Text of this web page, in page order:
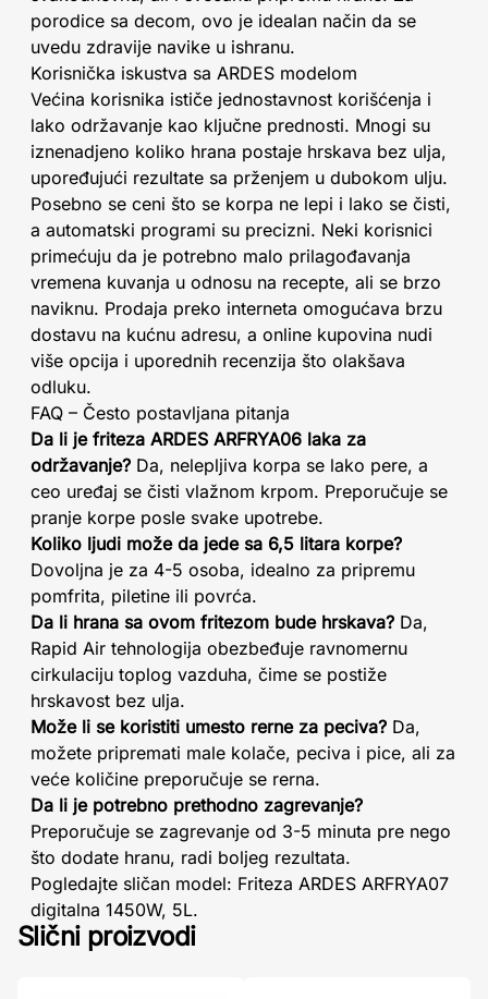
porodice sa decom, ovo je idealan način da se
uvedu zdravije navike u ishranu.
Korisnička iskustva sa ARDES modelom
Većina korisnika ističe jednostavnost korišćenja i
lako održavanje kao ključne prednosti. Mnogi su
iznenadjeno koliko hrana postaje hrskava bez ulja,
upoređujući rezultate sa prženjem u dubokom ulju.
Posebno se ceni što se korpa ne lepi i lako se čisti,
a automatski programi su precizni. Neki korisnici
primećuju da je potrebno malo prilagođavanja
vremena kuvanja u odnosu na recepte, ali se brzo
naviknu. Prodaja preko interneta omogućava brzu
dostavu na kućnu adresu, a online kupovina nudi
više opcija i uporednih recenzija što olakšava
odluku.
FAQ – Često postavljana pitanja
Da li je friteza ARDES ARFRYA06 laka za
održavanje? Da, nelepljiva korpa se lako pere, a
ceo uređaj se čisti vlažnom krpom. Preporučuje se
pranje korpe posle svake upotrebe.
Koliko ljudi može da jede sa 6,5 litara korpe?
Dovoljna je za 4-5 osoba, idealno za pripremu
pomfrita, piletine ili povrća.
Da li hrana sa ovom fritezom bude hrskava? Da,
Rapid Air tehnologija obezbeđuje ravnomernu
cirkulaciju toplog vazduha, čime se postiže
hrskavost bez ulja.
Može li se koristiti umesto rerne za peciva? Da,
možete pripremati male kolače, peciva i pice, ali za
veće količine preporučuje se rerna.
Da li je potrebno prethodno zagrevanje?
Preporučuje se zagrevanje od 3-5 minuta pre nego
što dodate hranu, radi boljeg rezultata.
Pogledajte sličan model: Friteza ARDES ARFRYA07
digitalna 1450W, 5L.
Slični proizvodi